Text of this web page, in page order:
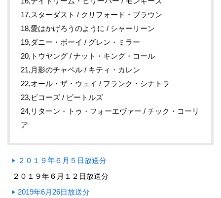
17,スターダスト / クリフォード・ブラウン
18,愛はかげろうのように / シャーリーン
19,ダニー・ボーイ / グレン・ミラー
20,トウヤング / ナット・キング・コール
21,月影のチャペル / キティ・カレン
22,オール・ザ・ウェイ / フランク・シナトラ
23,ビコーズ / ビートルズ
24,リターン・トゥ・フォーエヴァー / チック・コーリ
ア
２０１９年６月５日放送分
２０１９年６月１２日放送分
2019年6月26日放送分